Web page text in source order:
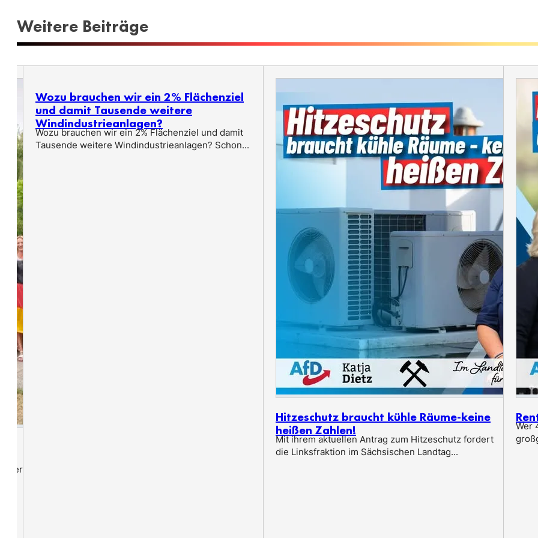
Weitere Beiträge
Wozu brauchen wir ein 2% Flächenziel
und damit Tausende weitere
Windindustrieanlagen?
Wozu brauchen wir ein 2% Flächenziel und damit
Tausende weitere Windindustrieanlagen? Schon...
Hitzeschutz braucht kühle Räume-keine
heißen Zahlen!
Mit ihrem aktuellen Antrag zum Hitzeschutz fordert
die Linksfraktion im Sächsischen Landtag...
Wer